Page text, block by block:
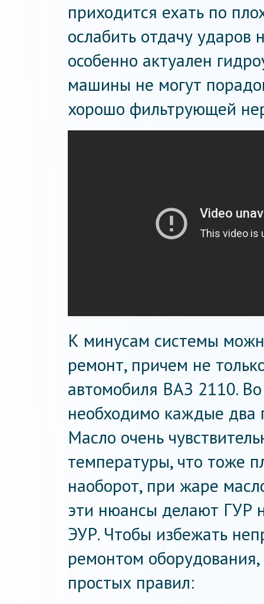
приходится ехать по
ослабить отдачу ударов
особенно актуален
машины не могут
хорошо фильтрующей
К минусам системы
ремонт, причем не
автомобиля ВАЗ 2110.
необходимо каждые два
Масло очень
температуры, что тоже
наоборот, при жаре
эти нюансы делают ГУР
ЭУР. Чтобы избежать
ремонтом
простых правил: